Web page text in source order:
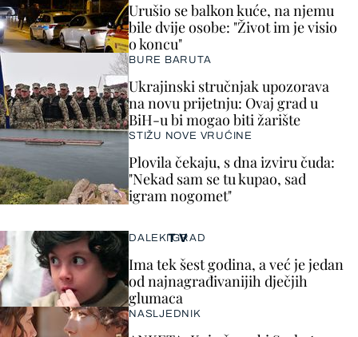
Urušio se balkon kuće, na njemu
bile dvije osobe: "Život im je visio
o koncu"
BURE BARUTA
Ukrajinski stručnjak upozorava
na novu prijetnju: Ovaj grad u
BiH-u bi mogao biti žarište
STIŽU NOVE VRUĆINE
Plovila čekaju, s dna izviru čuda:
"Nekad sam se tu kupao, sad
igram nogomet"
TV
DALEKI GRAD
Ima tek šest godina, a već je jedan
od najnagrađivanijih dječjih
glumaca
NASLJEDNIK